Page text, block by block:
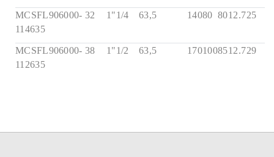
MCSFL906000-
114635
32 1"1/4 63,5 14080 8012.725
MCSFL906000-
112635
38 1"1/2 63,5 1701008512.729